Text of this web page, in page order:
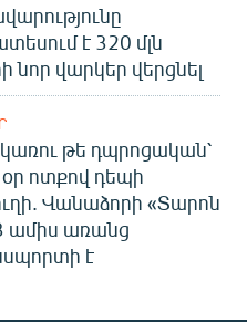
է 320 մլն
նոր վարկեր վերցնել
թե դպրոցական՝
ոտքով դեպի
Վանաձորի «Տարոն
ամիս առանց
է